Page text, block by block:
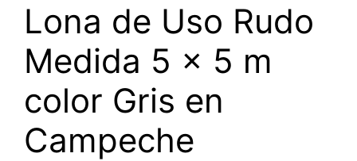
Lona de Uso Rudo
Medida 5 x 5 m
color Gris en
Campeche